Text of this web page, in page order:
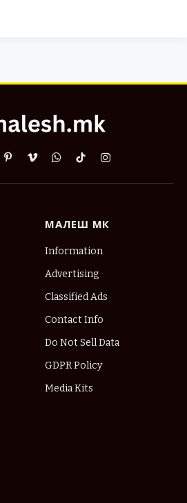
PinterestVimeoWhatsApp
TikTokInstagram
МАЛЕШ МК
Information
Advertising
Classified Ads
Contact Info
Do Not Sell Data
GDPR Policy
Media Kits